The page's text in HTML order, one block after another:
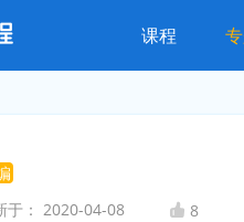
课程
于： 2020-04-08 8